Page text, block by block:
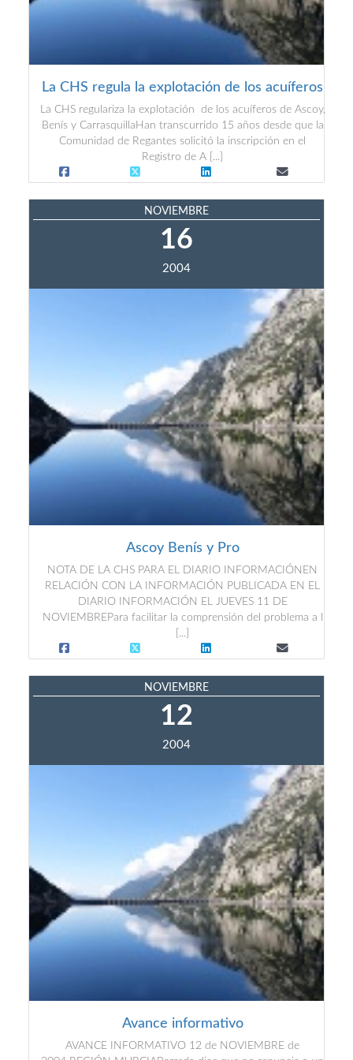
La CHS regula la explotación de los acuíferos
La CHS regulariza la explotación de los acuíferos de Ascoy,
Benís y CarrasquillaHan transcurrido 15 años desde que la
Comunidad de Regantes solicitó la inscripción en el
Registro de A [...]
NOVIEMBRE
16
2004
Ascoy Benís y Pro
NOTA DE LA CHS PARA EL DIARIO INFORMACIÓNEN
RELACIÓN CON LA INFORMACIÓN PUBLICADA EN EL
DIARIO INFORMACIÓN EL JUEVES 11 DE
NOVIEMBREPara facilitar la comprensión del problema a l
[...]
NOVIEMBRE
12
2004
Avance informativo
AVANCE INFORMATIVO 12 de NOVIEMBRE de